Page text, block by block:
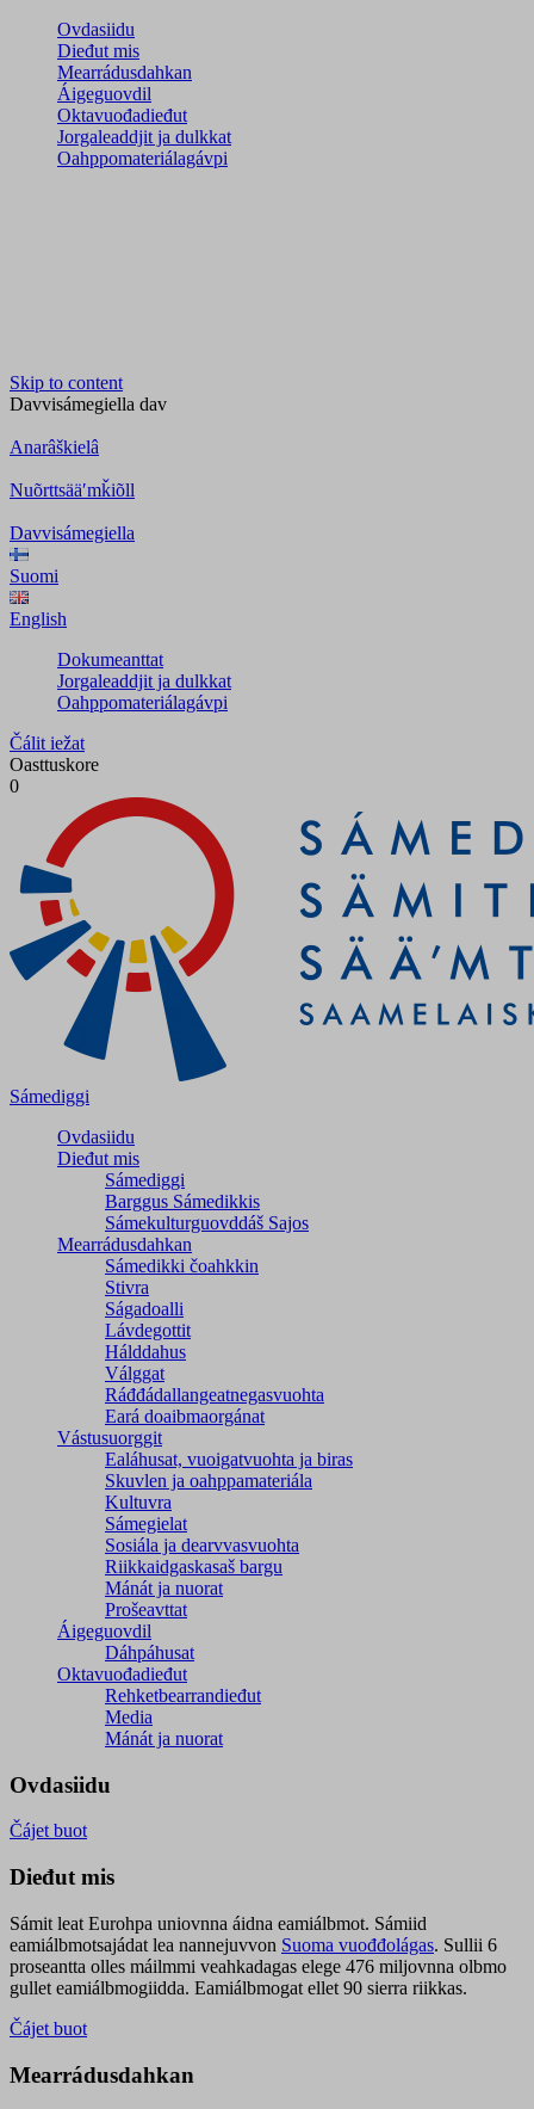
Ovdasiidu
Dieđut mis
Mearrádusdahkan
Áigeguovdil
Oktavuođadieđut
Jorgaleaddjit ja dulkkat
Oahppomateriálagávpi
Skip to content
Davvisámegiella dav
Anarâškielâ
Nuõrttsääʹmǩiõll
Davvisámegiella
Suomi
English
Dokumeanttat
Jorgaleaddjit ja dulkkat
Oahppomateriálagávpi
Čálit iežat
Oasttuskore
0
Sámediggi
Ovdasiidu
Dieđut mis
Sámediggi
Barggus Sámedikkis
Sámekulturguovddáš Sajos
Mearrádusdahkan
Sámedikki čoahkkin
Stivra
Ságadoalli
Lávdegottit
Hálddahus
Válggat
Ráđđádallangeatnegas­vuohta
Eará doaibmaorgánat
Vástusuorggit
Ealáhusat, vuoigatvuohta ja biras
Skuvlen ja oahppamateriála
Kultuvra
Sámegielat
Sosiála ja dearvvasvuohta
Riikkaidgaskasaš bargu
Mánát ja nuorat
Prošeavttat
Áigeguovdil
Dáhpáhusat
Oktavuođadieđut
Rehketbearrandieđut
Media
Mánát ja nuorat
Ovdasiidu
Čájet buot
Dieđut mis
Sámit leat Eurohpa uniovnna áidna eamiálbmot. Sámiid
eamiálbmotsajádat lea nannejuvvon Suoma vuođđolágas. Sullii 6
proseantta olles máilmmi veahkadagas elege 476 miljovnna olbmo
gullet eamiálbmogiidda. Eamiálbmogat ellet 90 sierra riikkas.
Čájet buot
Mearrádusdahkan